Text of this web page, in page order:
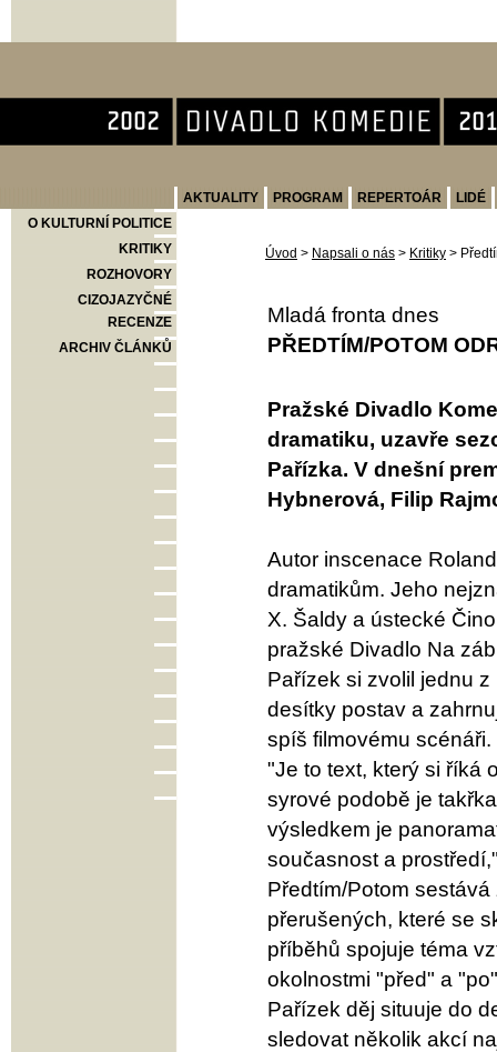
AKTUALITY PROGRAM REPERTOÁR
LIDÉ
O KULTURNÍ POLITICE
KRITIKY
ROZHOVORY
CIZOJAZYČNÉ
RECENZE
ARCHIV ČLÁNKŮ
Úvod > Napsali o nás > Kritiky >
Mladá fronta dnes
PŘEDTÍM/POTOM
Pražské Divadlo
dramatiku, uzavře
Pařízka. V dnešní
Hybnerová, Filip
Autor inscenace
dramatikům. Jeho
X. Šaldy a ústecké
pražské Divadlo Na
Pařízek si zvolil jednu
desítky postav a
spíš filmovému scénáři.
"Je to text, který si říká
syrové podobě je
výsledkem je
současnost a
Předtím/Potom
přerušených, které se
příběhů spojuje téma
okolnostmi "před" a
Pařízek děj situuje do
sledovat několik akcí